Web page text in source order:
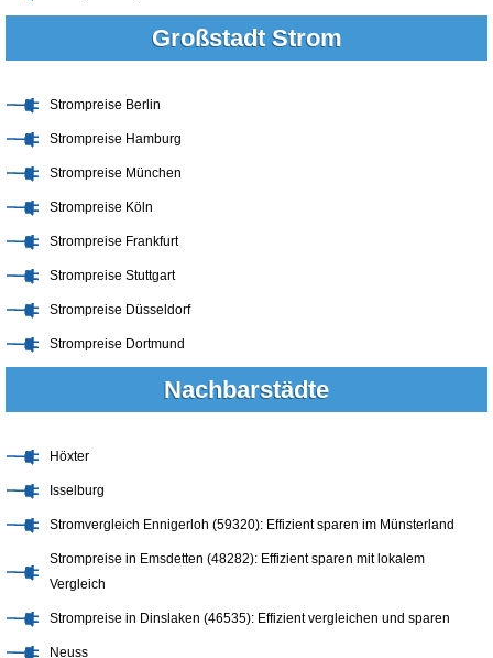
Großstadt Strom
Strompreise Berlin
Strompreise Hamburg
Strompreise München
Strompreise Köln
Strompreise Frankfurt
Strompreise Stuttgart
Strompreise Düsseldorf
Strompreise Dortmund
Nachbarstädte
Höxter
Isselburg
Stromvergleich Ennigerloh (59320): Effizient sparen im Münsterland
Strompreise in Emsdetten (48282): Effizient sparen mit lokalem
Vergleich
Strompreise in Dinslaken (46535): Effizient vergleichen und sparen
Neuss